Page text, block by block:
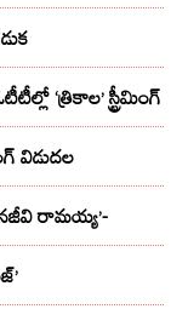
‘త్రికాల’ స్ట్రీమింగ్
విడుదల
రామయ్య’-